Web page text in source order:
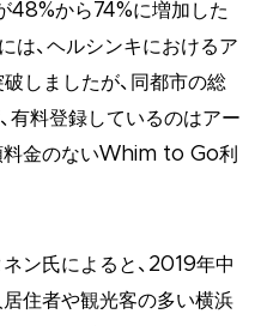
48%から74%に増加した
は、ヘルシンキにおけるア
しましたが、同都市の総
有料登録しているのはアー
料金のないWhim to Go利
ン氏によると、2019年中
住者や観光客の多い横浜